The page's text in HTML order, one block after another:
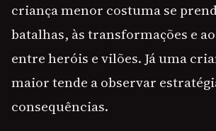
criança menor costuma se
batalhas, às transformações e
entre heróis e vilões. Já uma
maior tende a observar
consequências.